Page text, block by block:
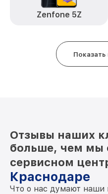
Замена антенны ROG Phone
Замена вибромотора ROG
Zenfone 5Z
Отзывы наших
больше, чем мы
сервисном
Краснодаре
Что о нас думают наши